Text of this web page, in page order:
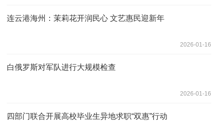
连云港海州：茉莉花开润民心 文艺惠民迎新年
2026-01-16
白俄罗斯对军队进行大规模检查
2026-01-16
四部门联合开展高校毕业生异地求职“双惠”行动